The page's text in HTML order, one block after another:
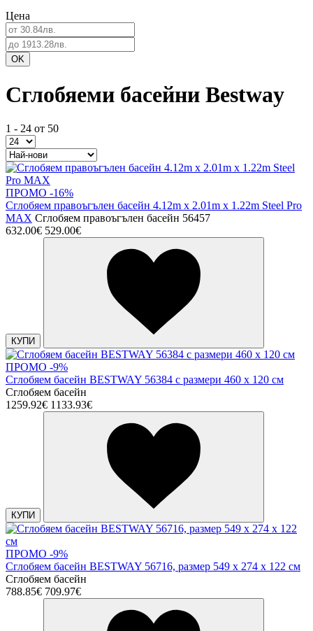
Цена
Сглобяеми басейни Bestway
1 - 24 от 50
ПРОМО -16%
Сглобяем правоъгълен басейн 4.12m x 2.01m x 1.22m Steel Pro
MAX Сглобяем правоъгълен басейн 56457
632.00€ 529.00€
КУПИ
ПРОМО -9%
Сглобяем басейн BESTWAY 56384 с размери 460 х 120 см
Сглобяем басейн
1259.92€ 1133.93€
КУПИ
ПРОМО -9%
Сглобяем басейн BESTWAY 56716, размер 549 х 274 х 122 см
Сглобяем басейн
788.85€ 709.97€